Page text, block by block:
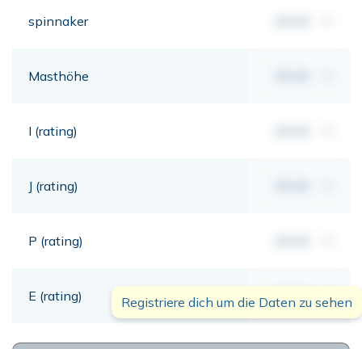
spinnaker
Masthöhe
I (rating)
J (rating)
P (rating)
E (rating) 00,00 mt
Registriere dich um die Daten zu sehen